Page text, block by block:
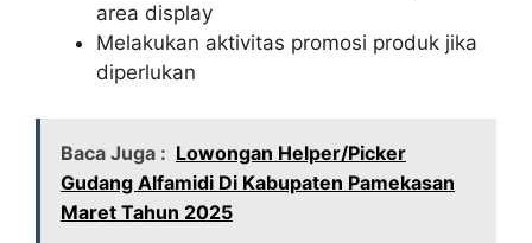
area display
Melakukan aktivitas promosi produk jika
diperlukan
Baca Juga : Lowongan Helper/Picker
Gudang Alfamidi Di Kabupaten Pamekasan
Maret Tahun 2025